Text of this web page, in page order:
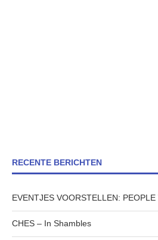
RECENTE BERICHTEN
EVENTJES VOORSTELLEN:
CHES – In Shambles